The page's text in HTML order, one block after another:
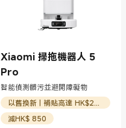
Xiaomi 掃拖機器人 5
Pro
智能偵測髒污並避開障礙物
以舊換新 | 補貼高達 HK$200
減HK$ 850